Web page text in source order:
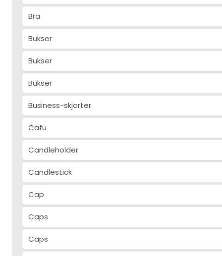
Bra
Bukser
Bukser
Bukser
Business-skjorter
Cafu
Candleholder
Candlestick
Cap
Caps
Caps